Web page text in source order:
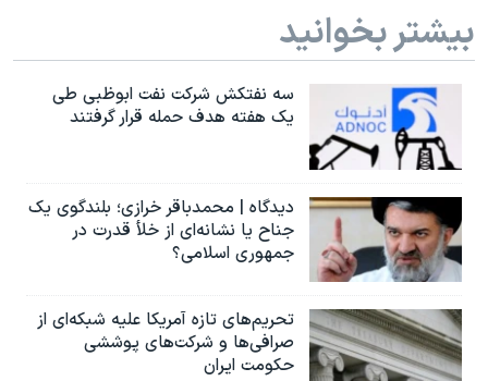
نرگس محمدی برنده جایزه نوبل صلح
همایش محافظه‌کاران آمریکا «سی‌پک»
صفحه‌های ویژه
سفر پرزیدنت ترامپ به چین
بیشتر بخوانید
سه نفتکش شرکت نفت ابوظبی طی
یک هفته هدف حمله قرار گرفتند
دیدگاه | محمدباقر خرازی؛ بلندگوی یک
جناح یا نشانه‌ای از خلأ قدرت در
جمهوری اسلامی؟
تحریم‌های تازه آمریکا علیه شبکه‌ای از
صرافی‌ها و شرکت‌های پوششی
حکومت ایران